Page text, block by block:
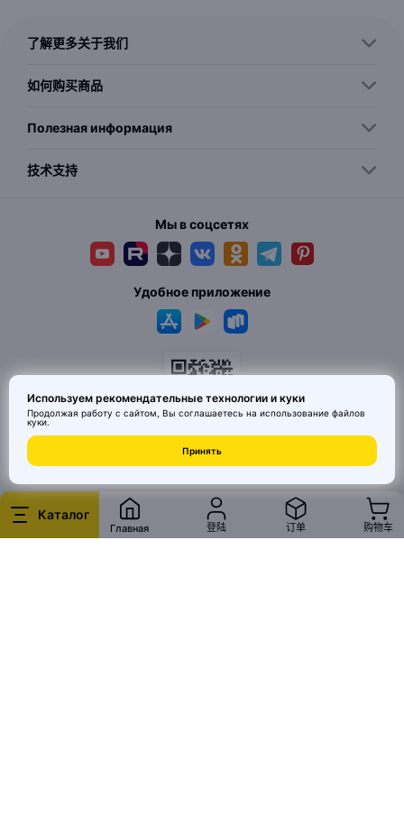
Каталог
Главная 登陆 订单 购物车
了解更多关于我们
如何购买商品
Полезная информация
技术支持
Мы в соцсетях
© 2026 MAI HE MAI. Маркетплейс дизайнерских товаров со всего
Китая по ценам заводов. Все права защищены.
Удобное приложение
Используем рекомендательные технологии и куки
Продолжая работу с сайтом, Вы соглашаетесь на использование файлов
куки.
Принять